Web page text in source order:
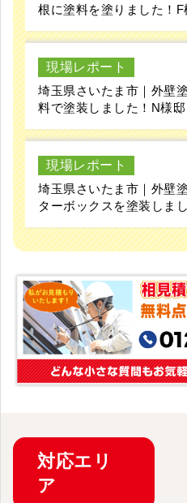
根に塗料を塗りました！F
現場レポート
埼玉県さいたま市｜外壁
料で塗装しました！N様邸
現場レポート
埼玉県さいたま市｜外壁
ターボックスを塗装しま
対応エリ
ア